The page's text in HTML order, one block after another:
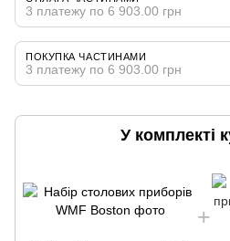
3 платежу по 6 903.00 грн
ПОКУПКА ЧАСТИНАМИ
3 платежу по 6 903.00 грн
У комплекті